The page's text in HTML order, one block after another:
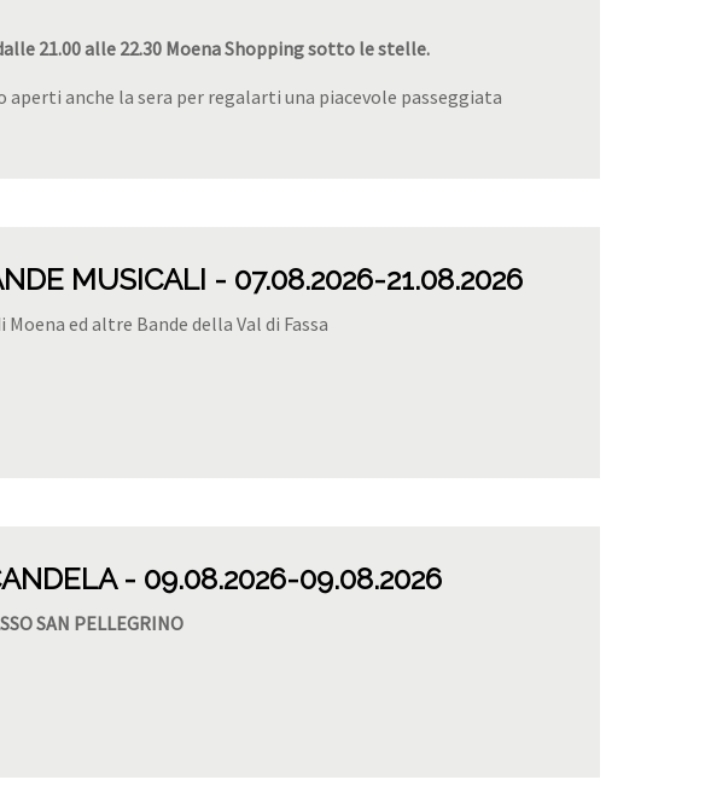
21.00 alle 22.30 Moena Shopping sotto le stelle.
anche la sera per regalarti una piacevole passeggiata
MUSICALI 07.08.2026-21.08.2026
ed altre Bande della Val di Fassa
09.08.2026-09.08.2026
SAN PELLEGRINO